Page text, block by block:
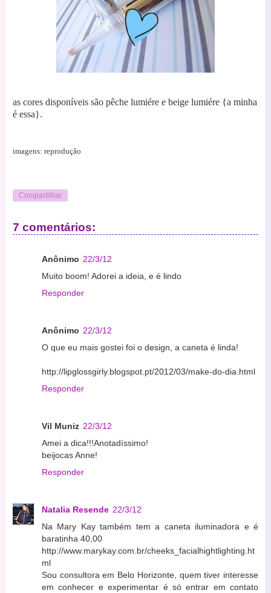
as cores disponíveis são pêche lumiére e beige lumiére {a minha
é essa}.
imagens: reprodução
Compartilhar
7 comentários:
Anônimo 22/3/12
Muito boom! Adorei a ideia, e é lindo
Responder
Anônimo 22/3/12
O que eu mais gostei foi o design, a caneta é linda!
http://lipglossgirly.blogspot.pt/2012/03/make-do-dia.html
Responder
Vil Muniz 22/3/12
Amei a dica!!!Anotadíssimo!
beijocas Anne!
Responder
Natalia Resende 22/3/12
Na Mary Kay também tem a caneta iluminadora e é
baratinha 40,00
http://www.marykay.com.br/cheeks_facialhightlighting.ht
ml
Sou consultora em Belo Horizonte, quem tiver interesse
em conhecer e experimentar é só entrar em contato